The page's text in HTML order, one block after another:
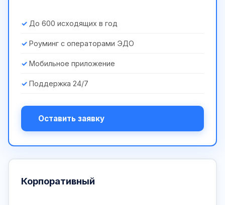
До 600 исходящих в год
Роуминг с операторами ЭДО
Мобильное приложение
Поддержка 24/7
Оставить заявку
Корпоративный